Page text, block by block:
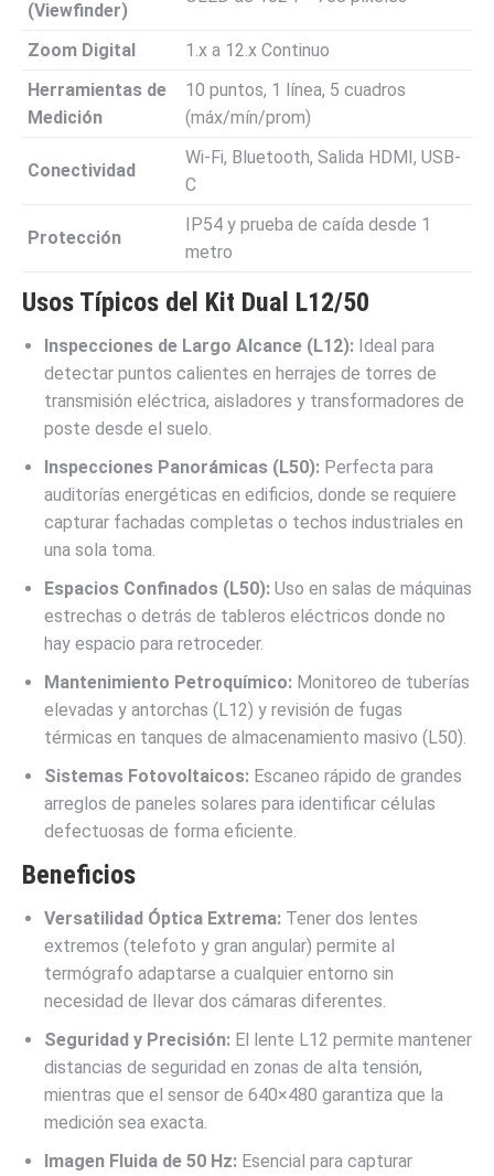
(Viewfinder)
Zoom Digital
1.x a 12.x Continuo
Herramientas de
Medición
10 puntos, 1 línea, 5 cuadros
(máx/mín/prom)
Conectividad
Wi-Fi, Bluetooth, Salida HDMI, USB-
C
Protección
IP54 y prueba de caída desde 1
metro
Usos Típicos del Kit Dual L12/50
Inspecciones de Largo Alcance (L12): Ideal para
detectar puntos calientes en herrajes de torres de
transmisión eléctrica, aisladores y transformadores de
poste desde el suelo.
Inspecciones Panorámicas (L50): Perfecta para
auditorías energéticas en edificios, donde se requiere
capturar fachadas completas o techos industriales en
una sola toma.
Espacios Confinados (L50): Uso en salas de máquinas
estrechas o detrás de tableros eléctricos donde no
hay espacio para retroceder.
Mantenimiento Petroquímico: Monitoreo de tuberías
elevadas y antorchas (L12) y revisión de fugas
térmicas en tanques de almacenamiento masivo (L50).
Sistemas Fotovoltaicos: Escaneo rápido de grandes
arreglos de paneles solares para identificar células
defectuosas de forma eficiente.
Beneficios
Versatilidad Óptica Extrema: Tener dos lentes
extremos (telefoto y gran angular) permite al
termógrafo adaptarse a cualquier entorno sin
necesidad de llevar dos cámaras diferentes.
Seguridad y Precisión: El lente L12 permite mantener
distancias de seguridad en zonas de alta tensión,
mientras que el sensor de 640×480 garantiza que la
medición sea exacta.
Imagen Fluida de 50 Hz: Esencial para capturar